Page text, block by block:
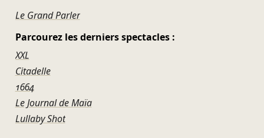
Le Grand Parler
Parcourez les derniers spectacles :
XXL
Citadelle
1664
Le Journal de Maïa
Lullaby Shot